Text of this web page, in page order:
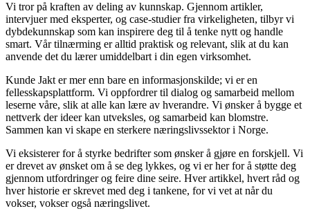
Vi tror på kraften av deling av kunnskap. Gjennom artikler,
intervjuer med eksperter, og case-studier fra virkeligheten, tilbyr vi
dybdekunnskap som kan inspirere deg til å tenke nytt og handle
smart. Vår tilnærming er alltid praktisk og relevant, slik at du kan
anvende det du lærer umiddelbart i din egen virksomhet.
Kunde Jakt er mer enn bare en informasjonskilde; vi er en
fellesskapsplattform. Vi oppfordrer til dialog og samarbeid mellom
leserne våre, slik at alle kan lære av hverandre. Vi ønsker å bygge et
nettverk der ideer kan utveksles, og samarbeid kan blomstre.
Sammen kan vi skape en sterkere næringslivssektor i Norge.
Vi eksisterer for å styrke bedrifter som ønsker å gjøre en forskjell. Vi
er drevet av ønsket om å se deg lykkes, og vi er her for å støtte deg
gjennom utfordringer og feire dine seire. Hver artikkel, hvert råd og
hver historie er skrevet med deg i tankene, for vi vet at når du
vokser, vokser også næringslivet.